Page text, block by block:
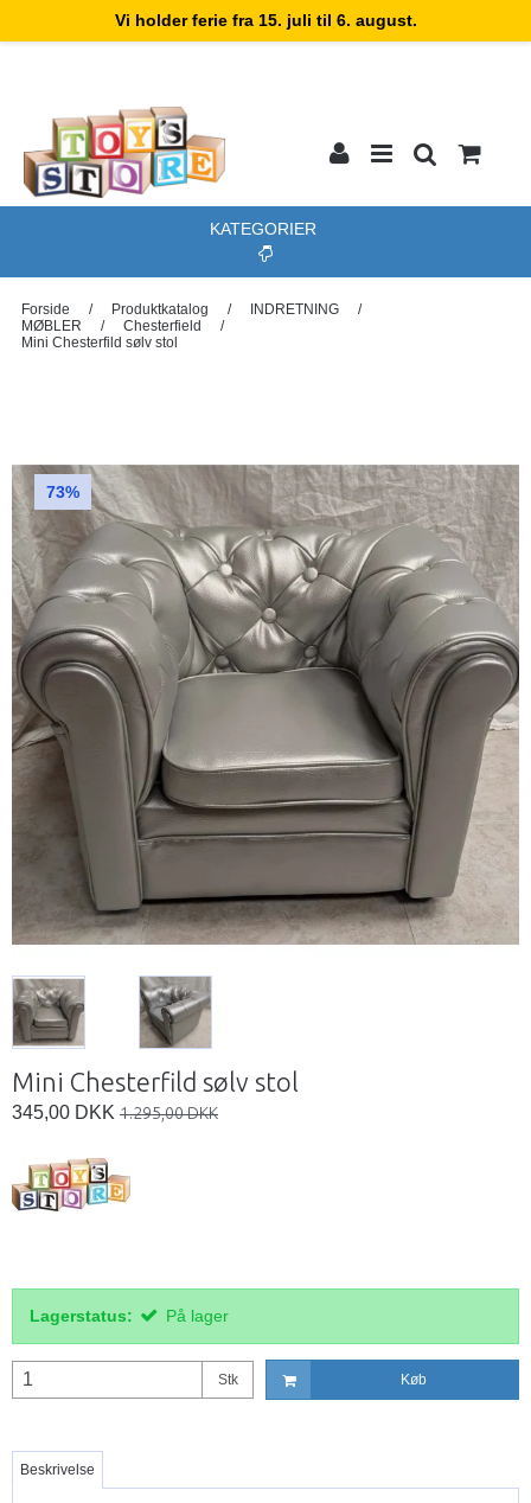
Vi holder ferie fra 15. juli til 6. august.
KATEGORIER
Forside / Produktkatalog / INDRETNING
/
MØBLER
/ Chesterfield
/
Mini Chesterfild sølv stol
73%
Mini Chesterfild sølv stol
345,00 DKK 1.295,00 DKK
Lagerstatus: På lager
Stk Køb
Beskrivelse